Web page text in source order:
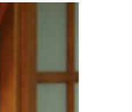
a